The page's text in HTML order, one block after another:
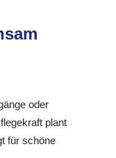
oder
plant
für schöne